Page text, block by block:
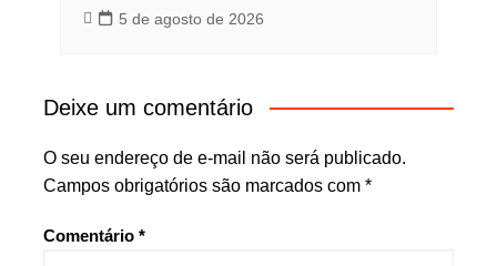
5 de agosto de 2026
Deixe um comentário
O seu endereço de e-mail não será publicado.
Campos obrigatórios são marcados com *
Comentário *